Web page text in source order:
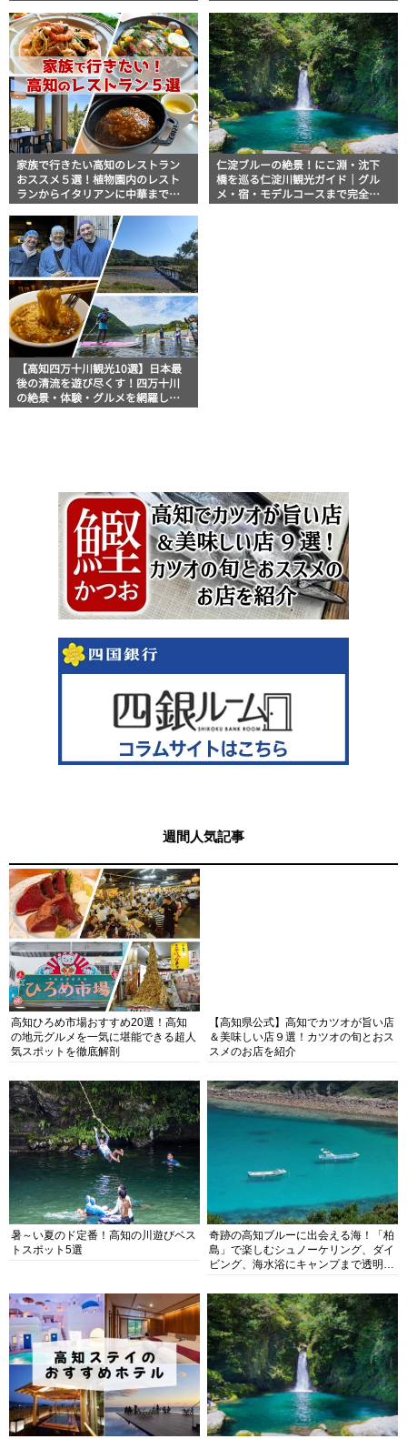
家族で行きたい高知のレストラン
おススメ５選！植物園内のレスト
ランからイタリアンに中華まで楽
仁淀ブルーの絶景！にこ淵・沈下
橋を巡る仁淀川観光ガイド｜グル
メ・宿・モデルコースまで完全網
【高知四万十川観光10選】日本最
後の清流を遊び尽くす！四万十川
の絶景・体験・グルメを網羅した
週間人気記事
高知ひろめ市場おすすめ20選！高知
の地元グルメを一気に堪能できる超人
気スポットを徹底解剖
【高知県公式】高知でカツオが旨い店
＆美味しい店９選！カツオの旬とおス
スメのお店を紹介
暑～い夏のド定番！高知の川遊びベス
トスポット5選
奇跡の高知ブルーに出会える海！「柏
島」で楽しむシュノーケリング、ダイ
ビング、海水浴にキャンプまで透明度